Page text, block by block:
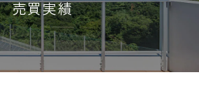
売買実績